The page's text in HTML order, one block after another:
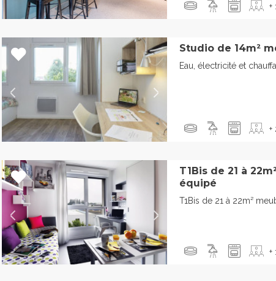
+
Studio de 14m²
Eau, électricité et
+
T1Bis de 21 à
équipé
T1Bis de 21 à 22m²
+